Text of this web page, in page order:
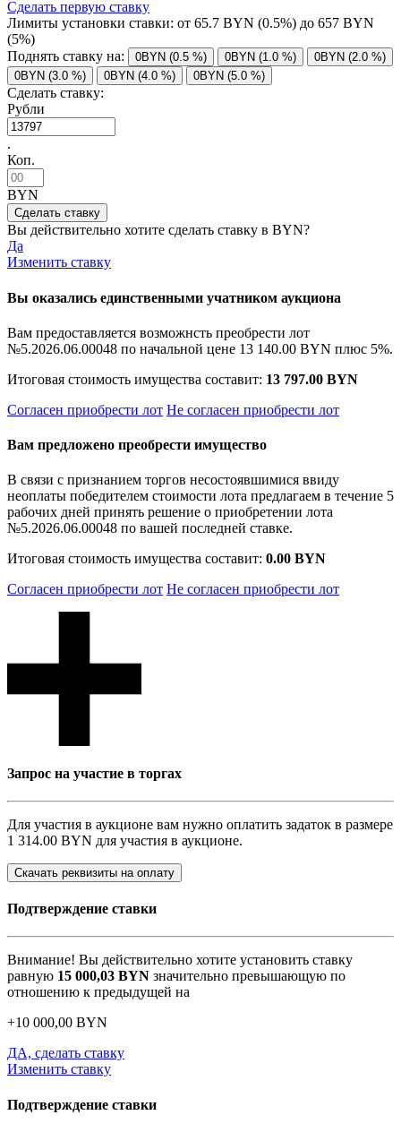
Сделать первую ставку
Лимиты установки ставки: от 65.7 BYN (0.5%) до 657 BYN
(5%)
Поднять ставку на:
0BYN (0.5 %) 0BYN (1.0 %)
0BYN (2.0 %)
0BYN (3.0 %)
0BYN (4.0 %) 0BYN (5.0 %)
Сделать ставку:
Рубли
.
Коп.
BYN
Вы действительно хотите сделать ставку в BYN?
Да
Изменить ставку
Вы оказались единственными учатником аукциона
Вам предоставляется возможнсть преобрести лот
№5.2026.06.00048 по начальной цене 13 140.00 BYN плюс 5%.
Итоговая стоимость имущества составит: 13 797.00 BYN
Согласен приобрести лот Не согласен приобрести лот
Вам предложено преобрести имущество
В связи с признанием торгов несостоявшимися ввиду
неоплаты победителем стоимости лота предлагаем в течение 5
рабочих дней принять решение о приобретении лота
№5.2026.06.00048 по вашей последней ставке.
Итоговая стоимость имущества составит: 0.00 BYN
Согласен приобрести лот Не согласен приобрести лот
Запрос на участие в торгах
Для участия в аукционе вам нужно оплатить задаток в размере
1 314.00 BYN для участия в аукционе.
Скачать реквизиты на оплату
Подтверждение ставки
Внимание! Вы действительно хотите установить ставку
равную 15 000,03 BYN значительно превышающую по
отношению к предыдущей на
+10 000,00 BYN
ДА, сделать ставку
Изменить ставку
Подтверждение ставки